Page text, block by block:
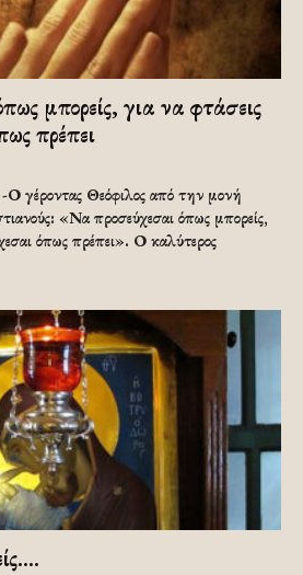
μπορείς, για να φτάσεις
πρέπει
γέροντας Θεόφιλος από την μονή
«Να προσεύχεσαι όπως μπορείς,
όπως πρέπει». Ο καλύτερος